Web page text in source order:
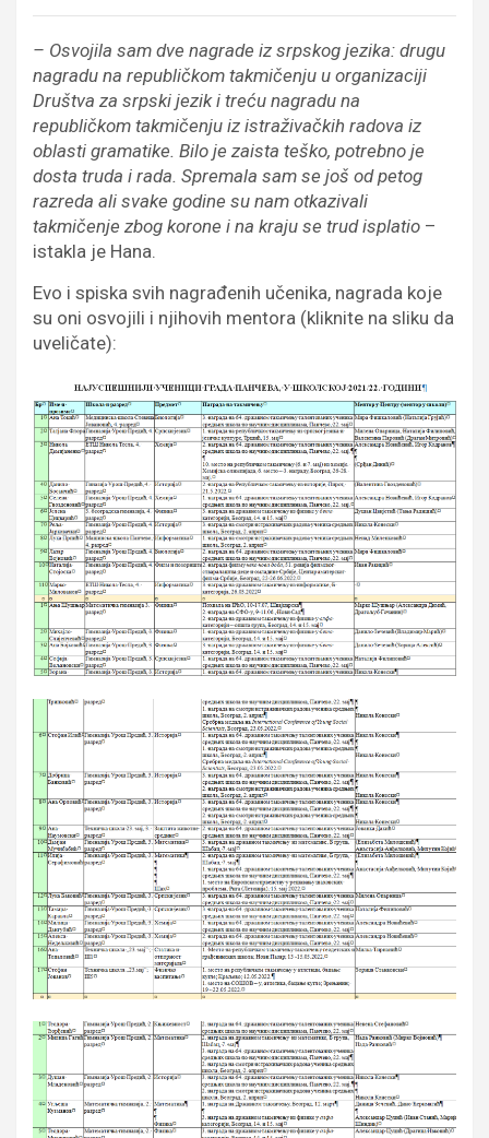
– Osvojila sam dve nagrade iz srpskog jezika: drugu
nagradu na republičkom takmičenju u organizaciji
Društva za srpski jezik i treću nagradu na
republičkom takmičenju iz istraživačkih radova iz
oblasti gramatike. Bilo je zaista teško, potrebno je
dosta truda i rada. Spremala sam se još od petog
razreda ali svake godine su nam otkazivali
takmičenje zbog korone i na kraju se trud isplatio –
istakla je Hana.
Evo i spiska svih nagrađenih učenika, nagrada koje
su oni osvojili i njihovih mentora (kliknite na sliku da
uveličate):